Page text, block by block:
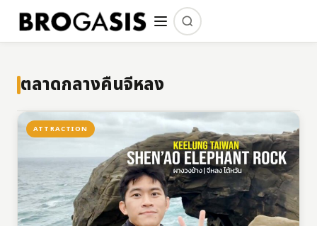
ตลาดกลางคืนจีหลง
ATTRACTION